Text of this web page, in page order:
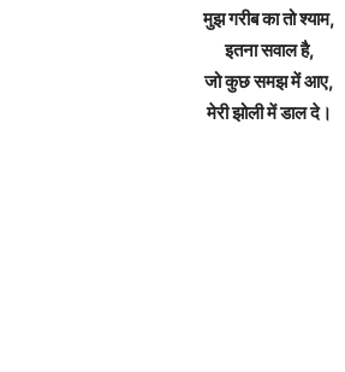
मुझ गरीब का तो श्याम,
इतना सवाल है,
जो कुछ समझ में आए,
मेरी झोली में डाल दे।